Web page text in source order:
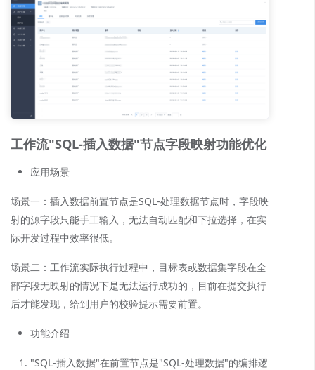
工作流"SQL-插入数据"节点字段映射功能优化
应用场景
场景一：插入数据前置节点是SQL-处理数据节点时， 字段映
射的源字段只能手工输入，无法自动匹配和下拉选择，在实
际开发过程中效率很低。
场景二：工作流实际执行过程中，目标表或数据集字段在全
部字段无映射的情况下是无法运行成功的，目前在提交执行
后才能发现，给到用户的校验提示需要前置。
功能介绍
"SQL-插入数据"在前置节点是"SQL-处理数据"的编排逻